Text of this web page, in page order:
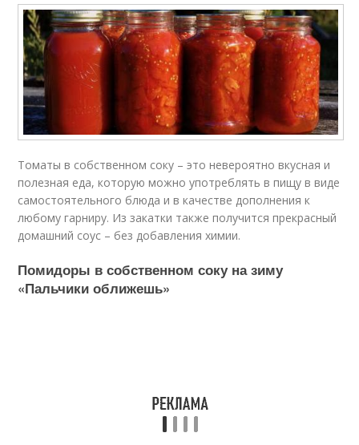
Томаты в собственном соку – это невероятно вкусная и
полезная еда, которую можно употреблять в пищу в виде
самостоятельного блюда и в качестве дополнения к
любому гарниру. Из закатки также получится прекрасный
домашний соус – без добавления химии.
Помидоры в собственном соку на зиму
«Пальчики оближешь»